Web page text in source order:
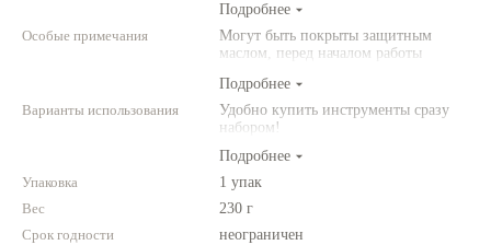
нескользящим покрытием. Сделаны
из высокоуглеродистой
нержавеющей стали.
Подробнее
Особые примечания
Могут быть покрыты защитным
маслом, перед началом работы
тряпочкой.
Подробнее
Варианты использования
Удобно купить инструменты сразу
набором!
Подробнее
Упаковка
1 упак
Вес
230 г
Срок годности
неограничен